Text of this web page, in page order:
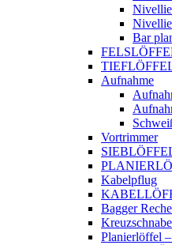
Bar
Aufnahme
Vortrimmer
Kabelpflug
Bagger
Planierlöffel